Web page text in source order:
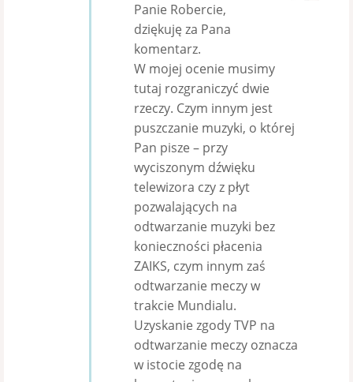
Panie Robercie,
dziękuję za Pana
komentarz.
W mojej ocenie musimy
tutaj rozgraniczyć dwie
rzeczy. Czym innym jest
puszczanie muzyki, o której
Pan pisze – przy
wyciszonym dźwięku
telewizora czy z płyt
pozwalających na
odtwarzanie muzyki bez
konieczności płacenia
ZAIKS, czym innym zaś
odtwarzanie meczy w
trakcie Mundialu.
Uzyskanie zgody TVP na
odtwarzanie meczy oznacza
w istocie zgodę na